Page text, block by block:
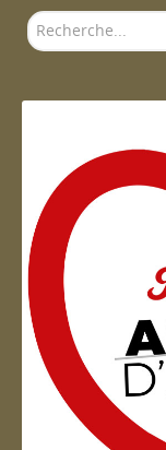
Rechercher